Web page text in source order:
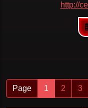
http://
Page 1 2 3